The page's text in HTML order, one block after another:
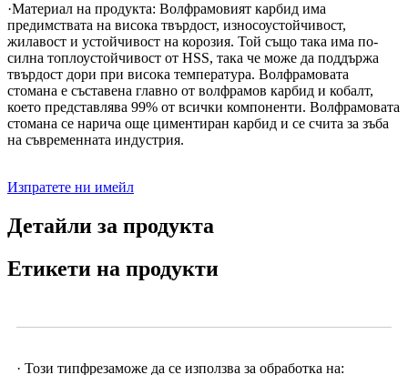
·Материал на продукта: Волфрамовият карбид има
предимствата на висока твърдост, износоустойчивост,
жилавост и устойчивост на корозия. Той също така има по-
силна топлоустойчивост от HSS, така че може да поддържа
твърдост дори при висока температура. Волфрамовата
стомана е съставена главно от волфрамов карбид и кобалт,
което представлява 99% от всички компоненти. Волфрамовата
стомана се нарича още циментиран карбид и се счита за зъба
на съвременната индустрия.
Изпратете ни имейл
Детайли за продукта
Етикети на продукти
· Този типфрезаможе да се използва за обработка на: